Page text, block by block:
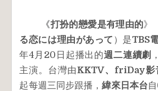
《打扮的戀愛是有理由的》
る恋には理由があって ）是TBS
年4月20日起播出的週二連續劇
主演。台灣由KKTV、friDay影
起每週三同步跟播，緯來日本台